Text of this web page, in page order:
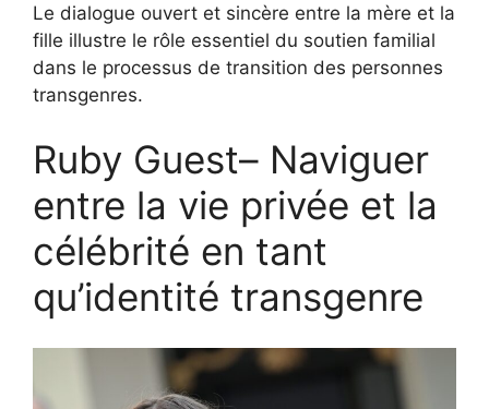
Le dialogue ouvert et sincère entre la mère et la
fille illustre le rôle essentiel du soutien familial
dans le processus de transition des personnes
transgenres.
Ruby Guest– Naviguer
entre la vie privée et la
célébrité en tant
qu’identité transgenre